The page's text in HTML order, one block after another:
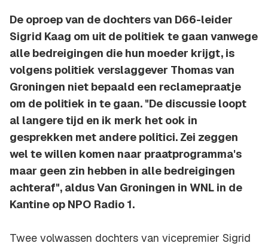
De oproep van de dochters van D66-leider
Sigrid Kaag om uit de politiek te gaan vanwege
alle bedreigingen die hun moeder krijgt, is
volgens politiek verslaggever Thomas van
Groningen niet bepaald een reclamepraatje
om de politiek in te gaan. "De discussie loopt
al langere tijd en ik merk het ook in
gesprekken met andere politici. Zei zeggen
wel te willen komen naar praatprogramma's
maar geen zin hebben in alle bedreigingen
achteraf", aldus Van Groningen in WNL in de
Kantine op NPO Radio 1.
Twee volwassen dochters van vicepremier Sigrid